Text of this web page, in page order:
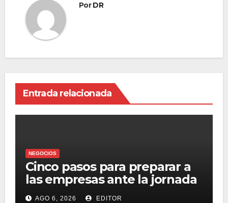
PorDR
Entrada relacionada
NEGOCIOS
Cinco pasos para preparar a
las empresas ante la jornada
laboral de 40 horas
AGO 6, 2026 EDITOR